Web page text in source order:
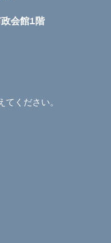
会館1階
ください。